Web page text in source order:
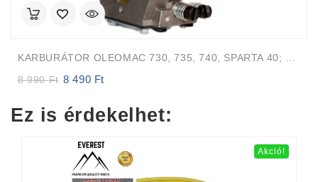
8 990Ft Original
8
8 490 Ft
8
Ez is érdekelhet:
Akció!